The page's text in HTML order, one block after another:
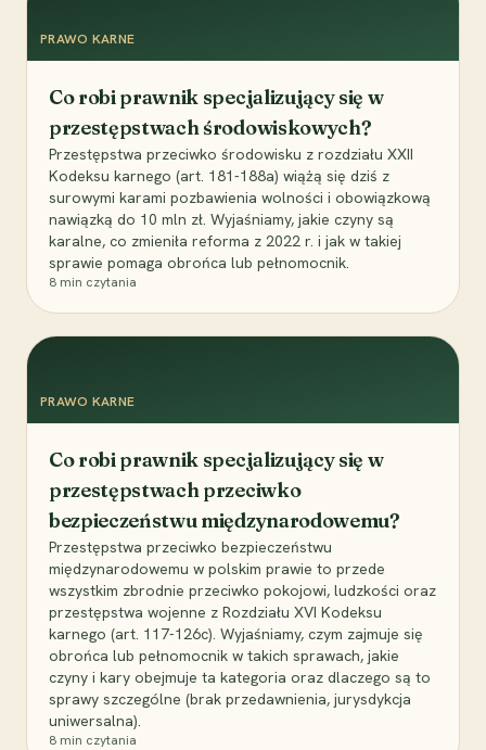
PRAWO KARNE
Co robi prawnik specjalizujący się w
przestępstwach środowiskowych?
Przestępstwa przeciwko środowisku z rozdziału XXII
Kodeksu karnego (art. 181-188a) wiążą się dziś z
surowymi karami pozbawienia wolności i obowiązkową
nawiązką do 10 mln zł. Wyjaśniamy, jakie czyny są
karalne, co zmieniła reforma z 2022 r. i jak w takiej
sprawie pomaga obrońca lub pełnomocnik.
8 min czytania
PRAWO KARNE
Co robi prawnik specjalizujący się w
przestępstwach przeciwko
bezpieczeństwu międzynarodowemu?
Przestępstwa przeciwko bezpieczeństwu
międzynarodowemu w polskim prawie to przede
wszystkim zbrodnie przeciwko pokojowi, ludzkości oraz
przestępstwa wojenne z Rozdziału XVI Kodeksu
karnego (art. 117-126c). Wyjaśniamy, czym zajmuje się
obrońca lub pełnomocnik w takich sprawach, jakie
czyny i kary obejmuje ta kategoria oraz dlaczego są to
sprawy szczególne (brak przedawnienia, jurysdykcja
uniwersalna).
8 min czytania